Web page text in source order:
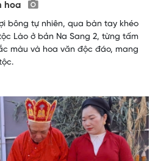
hoa
bông tự nhiên, qua bàn tay khéo
Lào ở bản Na Sang 2, từng tấm
màu và hoa văn độc đáo, mang